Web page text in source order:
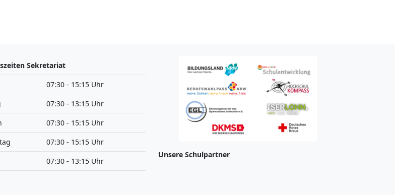
Sekretariat
07:30 - 15:15 Uhr
07:30 - 13:15 Uhr
07:30 - 15:15 Uhr
07:30 - 15:15 Uhr
07:30 - 13:15 Uhr
Unsere Schulpartner